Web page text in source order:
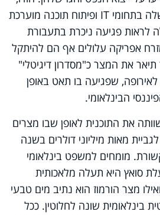
שתעשיית מיקור החוץ שלה בתחומי IT ופיתוח תוכנה מוערכת
לראות פגיעה ניכרת בתעבורת
אפריקה עלולים אף הם להיתקל
את המצר כ"מסדרון דיגיטלי"
לאירופה, שפגיעה בו תאט באופן
הבינלאומי.
את התוכנית לאופן שבו מצרים
מאות מיליוני דולרים בשנה
מומחים למשפט בינלאומי
סואץ היא תעלה מלאכותית
מצר הורמוז הוא נתיב מים טבעי
בינלאומית שונה לחלוטין. ככל